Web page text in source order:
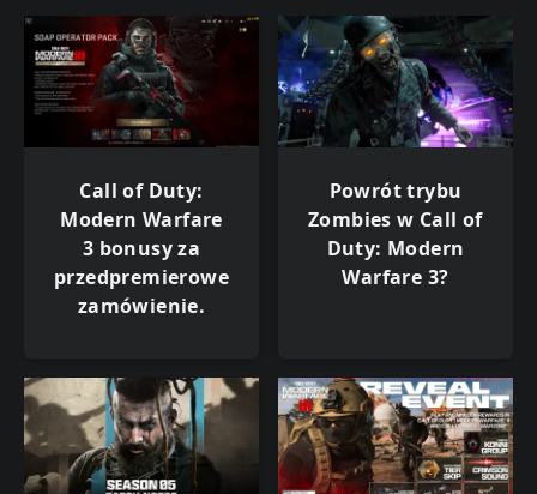
Call of Duty:
Modern Warfare
3 bonusy za
przedpremierowe
zamówienie.
Powrót trybu
Zombies w Call of
Duty: Modern
Warfare 3?